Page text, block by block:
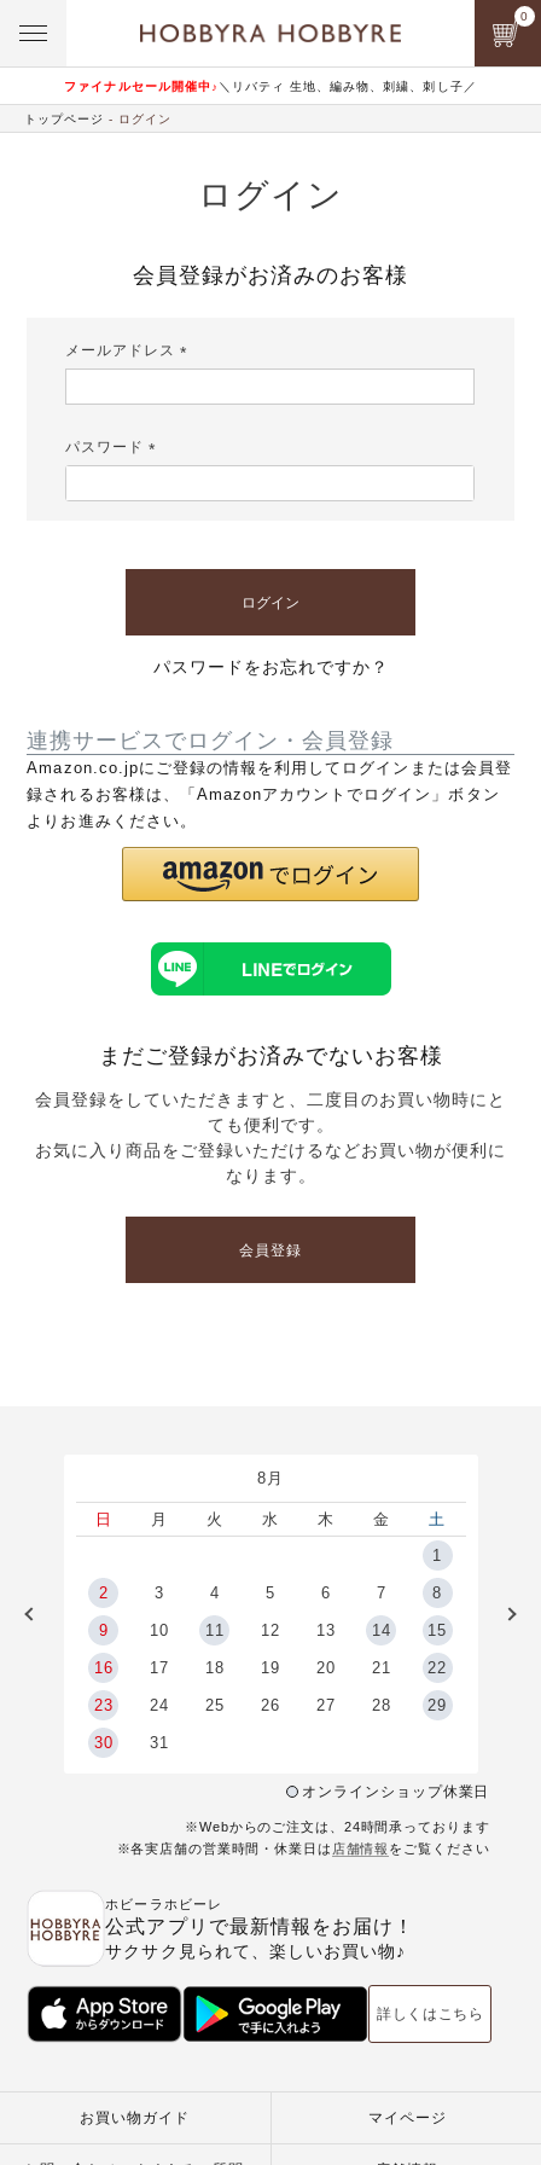
ファイナルセール開催中♪ ＼リバティ 生地、編み物、刺繍、刺し子／
0
トップページ ログイン
ログイン
会員登録がお済みのお客様
メールアドレス
パスワード
ログイン
パスワードをお忘れですか？
連携サービスでログイン・会員登録
Amazon.co.jpにご登録の情報を利用してログインまたは会員登
録されるお客様は、「Amazonアカウントでログイン」ボタン
よりお進みください。
まだご登録がお済みでないお客様
会員登録をしていただきますと、二度目のお買い物時にと
ても便利です。
お気に入り商品をご登録いただけるなどお買い物が便利に
なります。
会員登録
8月
日 月 火 水 木 金
土
1
2 3 4 5 6 7 8
9 10 11 12 13 14 15
16 17 18 19 20 21 22
23 24 25 26 27 28 29
30 31
オンラインショップ休業日
※Webからのご注文は、24時間承っております
※各実店舗の営業時間・休業日は 店舗情報 をご覧ください
ホビーラホビーレ
公式アプリで最新情報をお届け！
サクサク見られて、楽しいお買い物♪
詳しくはこちら
お買い物ガイド マイページ